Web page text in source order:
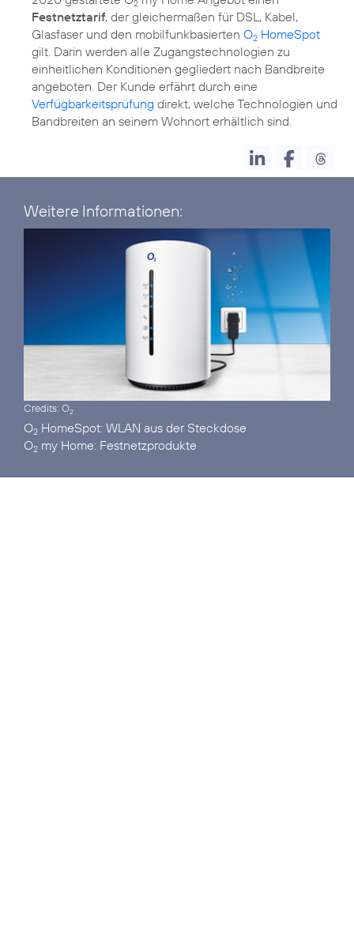
2
Festnetztarif, der gleichermaßen für DSL, Kabel,
Glasfaser und den mobilfunkbasierten O2 HomeSpot
gilt. Darin werden alle Zugangstechnologien zu
einheitlichen Konditionen gegliedert nach Bandbreite
angeboten. Der Kunde erfährt durch eine
Verfügbarkeitsprüfung direkt, welche Technologien und
Bandbreiten an seinem Wohnort erhältlich sind.
Weitere Informationen:
Credits: O2
O2 HomeSpot:
O2 my Home: